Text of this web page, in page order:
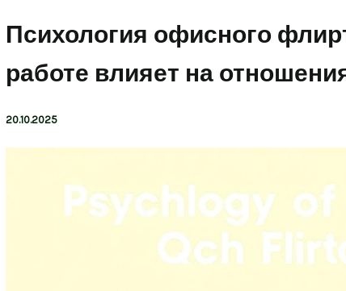
Психология офисного
работе влияет на
20.10.2025